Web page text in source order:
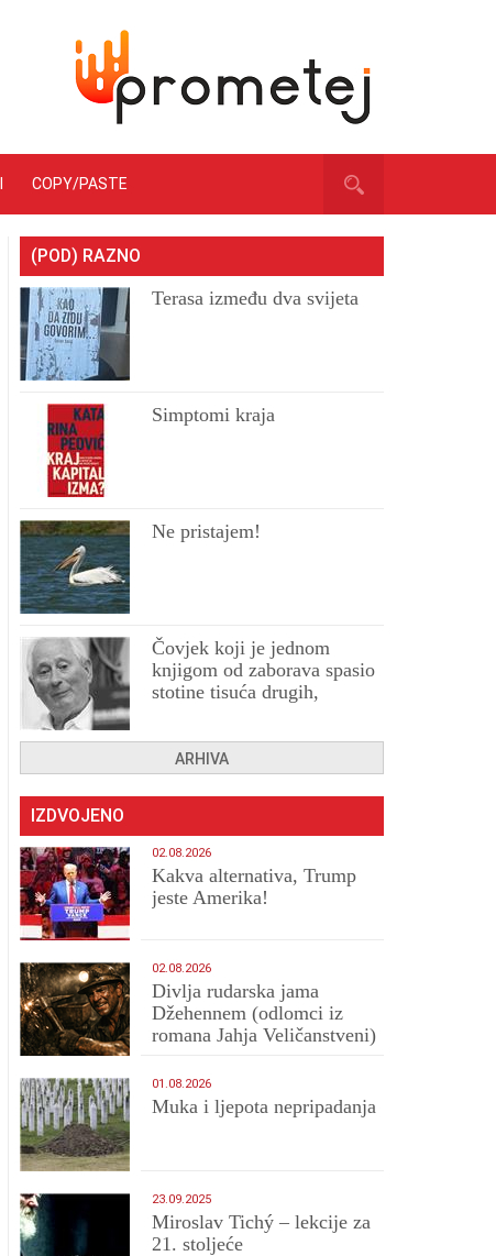
COPY/PASTE
(POD) RAZNO
Terasa između dva svijeta
Simptomi kraja
Ne pristajem!
Čovjek koji je jednom
knjigom od zaborava spasio
stotine tisuća drugih,
ARHIVA
IZDVOJENO
02.08.2026
Kakva alternativa, Trump
jeste Amerika!
02.08.2026
Divlja rudarska jama
Džehennem (odlomci iz
romana Jahja Veličanstveni)
01.08.2026
Muka i ljepota nepripadanja
23.09.2025
Miroslav Tichý – lekcije za
21. stoljeće